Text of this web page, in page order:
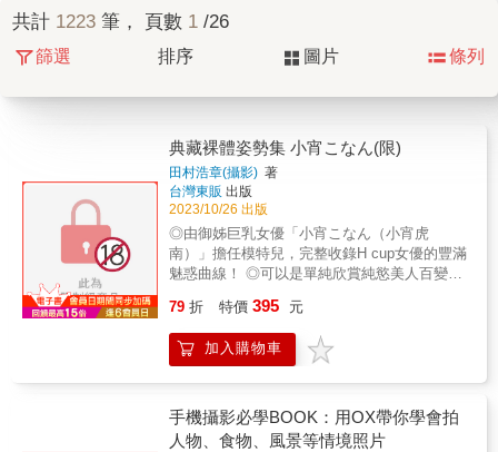
共計 1223 筆， 頁數 1 /26
篩選 排序 圖片 條列
典藏裸體姿勢集 小宵こなん(限)
田村浩章(攝影) 著
台灣東販 出版
2023/10/26 出版
◎由御姊巨乳女優「小宵こなん（小宵虎
南）」擔任模特兒，完整收錄H cup女優的豐滿
魅惑曲線！ ◎可以是單純欣賞純慾美人百變姿
勢的工具書 御姊氣質、H cup豐滿上圍、肉感
誘惑， 女神級「巨乳＋蜜臀」餘波盪漾的視覺
享受！ 徹底掌握女體曲線美的 全裸姿勢集 由
官能姿勢等&hellip;&hellip;由6個章節所構成，
是繪圖時不可或缺的工具書！
79 折 特價 395 元
加入購物車
手機攝影必學BOOK：用OX帶你學會拍
人物、食物、風景等情境照片